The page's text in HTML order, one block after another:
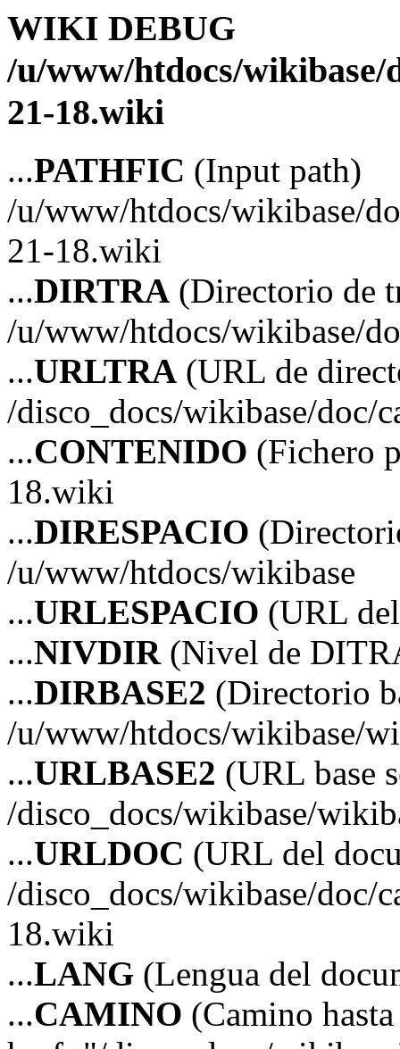
WIKI DEBUG
/u/www/htdocs/wikibase/
21-18.wiki
...PATHFIC (Input path)
/u/www/htdocs/wikibase/
21-18.wiki
...DIRTRA (Directorio de
/u/www/htdocs/wikibase/
...URLTRA (URL de
/disco_docs/wikibase/doc/
...CONTENIDO (Fichero
18.wiki
...DIRESPACIO
/u/www/htdocs/wikibase
...URLESPACIO (URL
...NIVDIR(Nivel de
...DIRBASE2 (Directorio
/u/www/htdocs/wikibase/
...URLBASE2 (URL base
/disco_docs/wikibase/
...URLDOC (URL del
/disco_docs/wikibase/doc/
18.wiki
...LANG (Lengua del
...CAMINO (Camino